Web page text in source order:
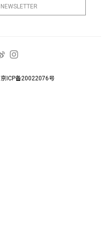
京ICP备20022076号